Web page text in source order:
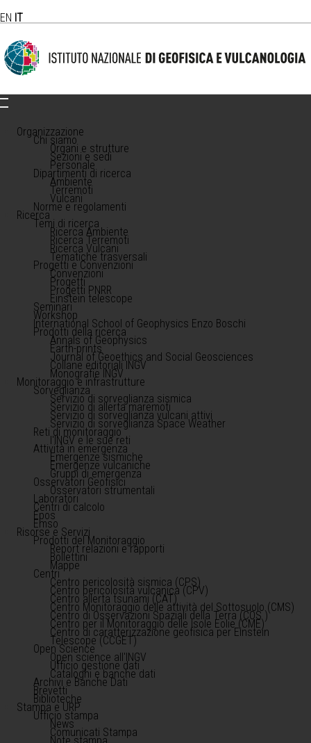
EN IT
Organizzazione
Chi siamo
Organi e strutture
Sezioni e sedi
Personale
Dipartimenti di ricerca
Ambiente
Terremoti
Vulcani
Norme e regolamenti
Ricerca
Temi di ricerca
Ricerca Ambiente
Ricerca Terremoti
Ricerca Vulcani
Tematiche trasversali
Progetti e Convenzioni
Convenzioni
Progetti
Progetti PNRR
Einstein telescope
Seminari
Workshop
International School of Geophysics Enzo Boschi
Prodotti della ricerca
Annals of Geophysics
Earth-prints
Journal of Geoethics and Social Geosciences
Collane editoriali INGV
Monografie INGV
Monitoraggio e infrastrutture
Sorveglianza
Servizio di sorveglianza sismica
Servizio di allerta maremoti
Servizio di sorveglianza vulcani attivi
Servizio di sorveglianza Space Weather
Reti di monitoraggio
l'INGV e le sue reti
Attività in emergenza
Emergenze sismiche
Emergenze vulcaniche
Gruppi di emergenza
Osservatori Geofisici
Osservatori strumentali
Laboratori
Centri di calcolo
Epos
Emso
Risorse e Servizi
Prodotti del Monitoraggio
Report relazioni e rapporti
Bollettini
Mappe
Centri
Centro pericolosità sismica (CPS)
Centro pericolosità vulcanica (CPV)
Centro allerta tsunami (CAT)
Centro Monitoraggio delle attività del Sottosuolo (CMS)
Centro di Osservazioni Spaziali della Terra (COS )
Centro per il Monitoraggio delle Isole Eolie (CME)
Centro di caratterizzazione geofisica per Einstein
Telescope (CCGET)
Open Science
Open science all'INGV
Ufficio gestione dati
Cataloghi e banche dati
Archivi e Banche Dati
Brevetti
Biblioteche
Stampa e URP
Ufficio stampa
News
Comunicati Stampa
Note stampa